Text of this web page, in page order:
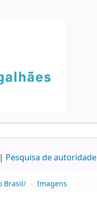
Pesquisa de autoridade
Brasil/ › Imagens